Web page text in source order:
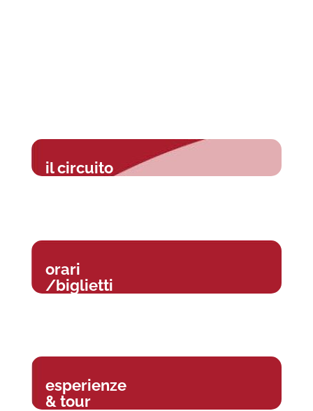
il circuito
orari
/biglietti
esperienze
& tour